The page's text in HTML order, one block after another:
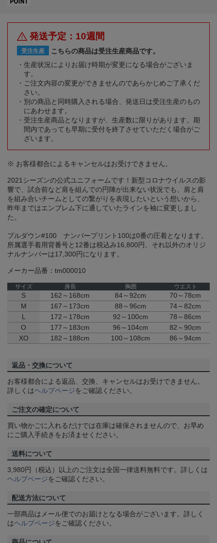
発送予定：10週間
受注生産
こちらの商品は受注生産商品です。
生産状況によりお届け時期が変更になる場合がございま
す。
ご注文内容の変更ができませんのであらかじめご了承くだ
さい。
別の商品と同時購入される場合、発送日は受注生産のもの
にあわせます。
受注生産商品となりますが、生産数に限りがあります。期
間内であっても早期に受付を終了させていただく場合がご
ざいます。
※ お客様都合によるキャンセルはお受けできません。
2021シーズンの公式ユニフォームです！新型コロナウイルスの影
響で、試合前など肩を組んでの円陣が出来ない状況でも、肩と肩
を組み合いチームとしての繋がりを表現したいという想いから、
昨年まではエンブレム下に通していたラインを袖に変更しまし
た。
プルダウン#100 ナンバープリント100は0番の圧着となります。
所属選手着用背番号と12番は税込み16,800円、それ以外のオリジ
ナルナンバーは17,300円になります。
メーカー品番：tm000010
サイズ 身長 胸囲 ウエスト
S 162～168cm 84～92cm
70～78cm
M
167～173cm 88～96cm
74～82cm
L
172～178cm 92～100cm
78～86cm
O
177～183cm 96～104cm
82～90cm
XO
182～188cm 100～108cm 86～94cm
返品・交換について
お客様都合による返品、交換、キャンセルはお受けできません。
詳しくはヘルプページをご確認ください。
ご注文の確定について
買い物かごに入れるだけでは在庫は確保されませんので、お早め
にご購入手続きをお済ませください。
送料について
3,980円（税込）以上のご注文は全国一律送料無料です。詳しくは
ヘルプページをご確認ください。
配送方法について
一部商品はメール便でのお届けとなる場合がございます。詳しく
はヘルプページをご確認ください。